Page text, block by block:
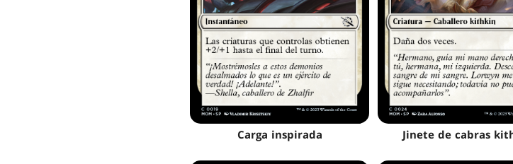
Carga inspirada Jinete de cabras